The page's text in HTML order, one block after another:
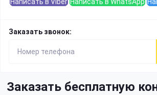
Написать в Viber Написать в WhatsApp
Заказать звонок:
Заказать бесплатную